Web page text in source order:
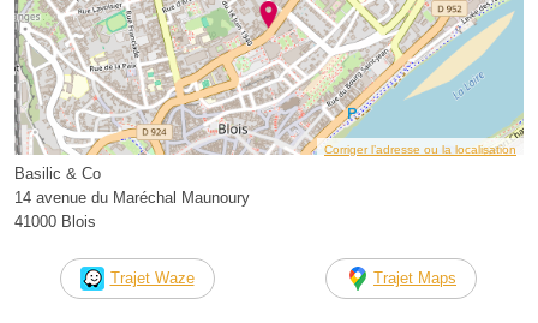
Corriger l’adresse ou la localisation
Basilic & Co
14 avenue du Maréchal Maunoury
41000 Blois
Trajet Waze Trajet Maps